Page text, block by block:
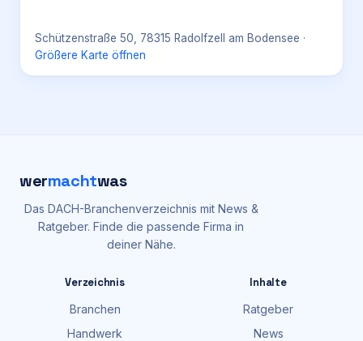
Schützenstraße 50, 78315 Radolfzell am Bodensee ·
Größere Karte öffnen
wermachtwas
Das DACH-Branchenverzeichnis mit News &
Ratgeber. Finde die passende Firma in
deiner Nähe.
Verzeichnis
Branchen
Handwerk
Inhalte
Ratgeber
News